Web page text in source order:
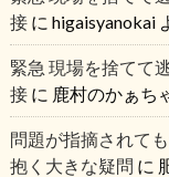
接に higaisyanokai
緊急 現場を捨てて
接に 鹿村のかぁち
問題が指摘されて
抱く大きな疑問 に